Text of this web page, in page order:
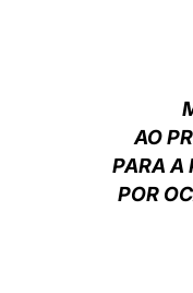
AO
PARA A
POR